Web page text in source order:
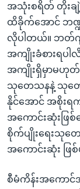
အသုံးစရိတ် တိုးချဲ့
ထိခိုက်အောင် ဘဏ္
လိုပါတယ်။ ဘတ်ဂ
အကျိုးခံစားရပ
အကျိုးရှိမှာမဟုတ်
သုတေသနနဲ့ သုတ
နိုင်အောင် အစိုးရ
အကောင်းဆုံးဖြ
စိုက်ပျိုးရေးသုတ
အကောင်းဆုံး ဖြ
စီမံကိန်းအကော